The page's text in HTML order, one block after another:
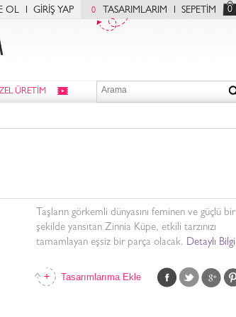
OL GİRİŞ YAP 0 TASARIMLARIM SEPETİM 0
ÜRETİM
Taşların görkemli dünyasını feminen ve güçlü bir
şekilde yansıtan Zinnia Küpe, etkili tarzınızı
tamamlayan eşsiz bir parça olacak. Detaylı Bilgi
Tasarımlarıma Ekle